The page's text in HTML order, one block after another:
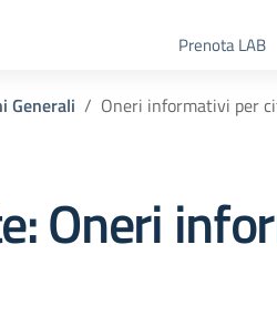
Prenota LAB
Generali Oneri informativi per
Oneri